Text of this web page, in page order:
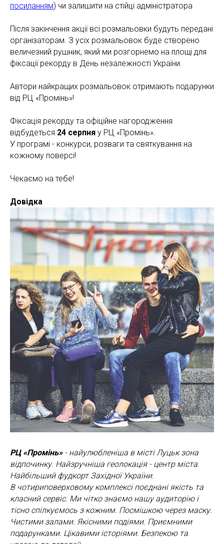
посиланням) чи залишити на стійці адміністратора
Після закінчення акції всі розмальовки будуть передані
організаторам. З усіх розмальовок буде створено
величезний рушник, який ми розгорнемо на площі для
фіксації рекорду в День незалежності України.
Автори найкращих розмальовок отримають подарунки
від РЦ «Промінь»!
Фіксація рекорду та офіційне нагородження
відбудеться 24 серпня у РЦ «Промінь».
У програмі - конкурси, розваги та святкування на
кожному поверсі!
Чекаємо на тебе!
Довідка
РЦ «Промінь»- найулюбленіша в місті Луцьк зона
відпочинку. Найзручніша геолокація - центр міста.
Найбільший фудкорт Західної України.
В чотириповерховому комплексі поєднані якість та
класний сервіс. Ми чітко знаємо нашу аудиторію і
тісно спілкуємось з кожним. Посмішкою через маску.
Чистими залами. Якісними подіями. Приємними
подарунками. Цікавими історіями. Безпекою та